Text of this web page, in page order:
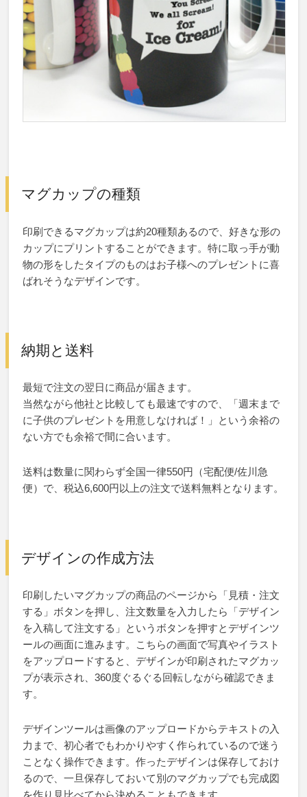
マグカップの種類
印刷できるマグカップは約20種類あるので、好きな形の
カップにプリントすることができます。特に取っ手が動
物の形をしたタイプのものはお子様へのプレゼントに喜
ばれそうなデザインです。
納期と送料
最短で注文の翌日に商品が届きます。
当然ながら他社と比較しても最速ですので、「週末まで
に子供のプレゼントを用意しなければ！」という余裕の
ない方でも余裕で間に合います。
送料は数量に関わらず全国一律550円（宅配便/佐川急
便）で、税込6,600円以上の注文で送料無料となります。
デザインの作成方法
印刷したいマグカップの商品のページから「見積・注文
する」ボタンを押し、注文数量を入力したら「デザイン
を入稿して注文する」というボタンを押すとデザインツ
ールの画面に進みます。こちらの画面で写真やイラスト
をアップロードすると、デザインが印刷されたマグカッ
プが表示され、360度ぐるぐる回転しながら確認できま
す。
デザインツールは画像のアップロードからテキストの入
力まで、初心者でもわかりやすく作られているので迷う
ことなく操作できます。作ったデザインは保存しておけ
るので、一旦保存しておいて別のマグカップでも完成図